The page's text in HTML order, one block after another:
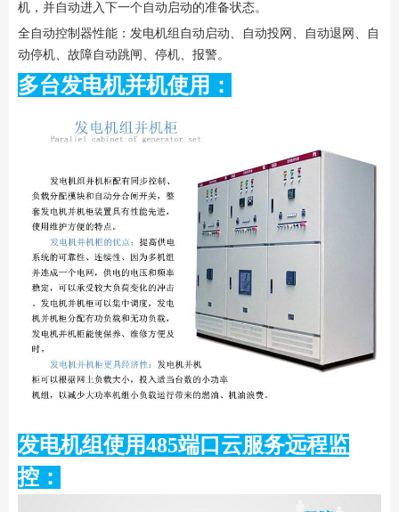
机，并自动进入下一个自动启动的准备状态。
全自动控制器性能：发电机组自动启动、自动投网、自动退网、自
动停机、故障自动跳闸、停机、报警。
多台发电机并机使用：
发电机组使用485端口云服务远程监
控：